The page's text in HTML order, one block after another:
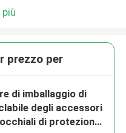
prezzo per
di imballaggio di
degli accessori
di protezione